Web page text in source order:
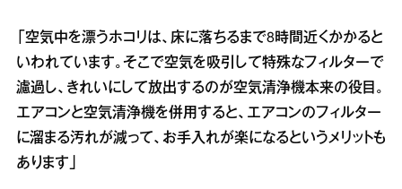
「空気中を漂うホコリは、床に落ちるまで8時間近くかかると
いわれています。そこで空気を吸引して特殊なフィルターで
濾過し、きれいにして放出するのが空気清浄機本来の役目。
エアコンと空気清浄機を併用すると、エアコンのフィルター
に溜まる汚れが減って、お手入れが楽になるというメリットも
あります」